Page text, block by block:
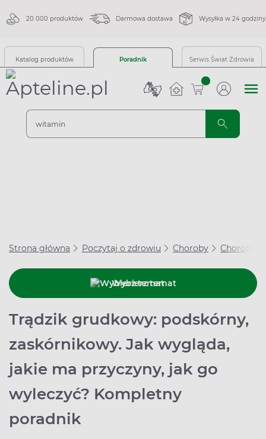
20 000 produktów Darmowa dostawa Wysyłka w 24 godziny
Katalog produktów Poradnik Serwis Świat Zdrowia
sztuk
Strona główna Poczytaj o zdrowiu Choroby Choroby
Wybierz temat
Trądzik grudkowy: podskórny,
zaskórnikowy. Jak wygląda,
jakie ma przyczyny, jak go
wyleczyć? Kompletny
poradnik